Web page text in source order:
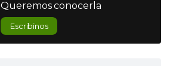
Queremos conocerla
Escribinos